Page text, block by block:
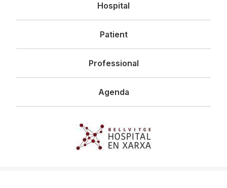
principal
Hospital
Patient
Professional
Agenda